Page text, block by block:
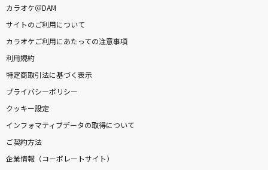
カラオケ＠DAM
サイトのご利用について
カラオケご利用にあたっての注意事項
利用規約
特定商取引法に基づく表示
プライバシーポリシー
クッキー設定
インフォマティブデータの取得について
ご契約方法
企業情報（コーポレートサイト）